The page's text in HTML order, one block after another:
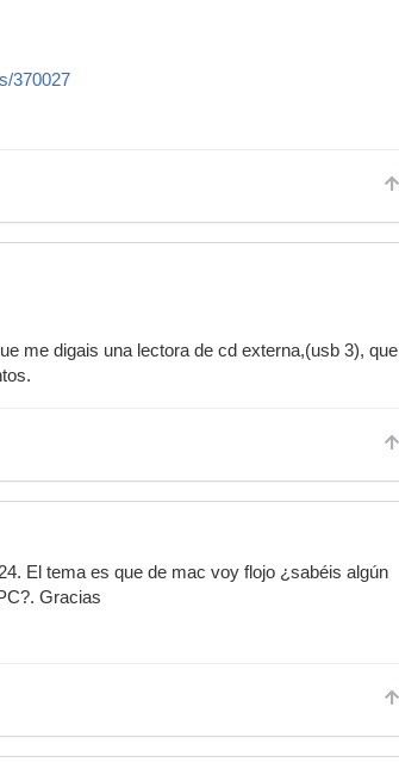
370027
me digais una lectora de cd externa,(usb 3), que
El tema es que de mac voy flojo ¿sabéis algún
Gracias